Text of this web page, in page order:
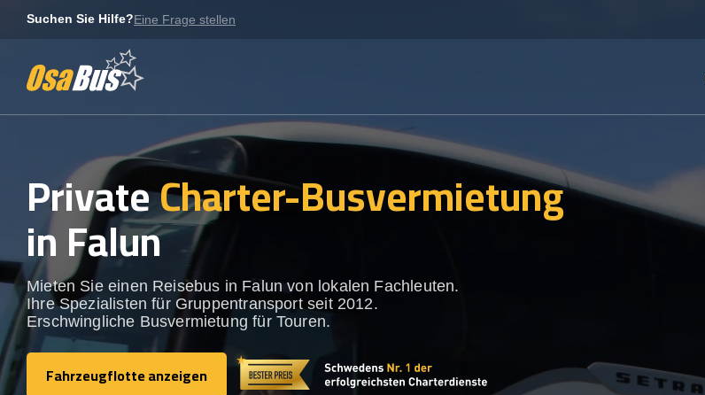
Suchen Sie Hilfe?Eine Frage stellen
PrivateCharter-Busvermietung
in Falun
Mieten Sie einen Reisebus in Falun von lokalen Fachleuten.
Ihre Spezialisten für Gruppentransport seit 2012.
Erschwingliche Busvermietung für Touren.
Fahrzeugflotte anzeigen